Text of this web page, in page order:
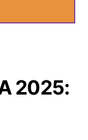
2025: